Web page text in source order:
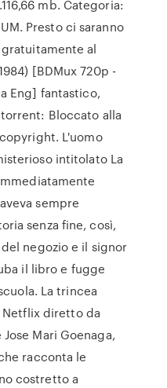
mb. Categoria:
Presto ci saranno
al
[BDMux 720p -
Eng] fantastico,
Bloccato alla
L'uomo
intitolato La
sempre
senza fine, così,
negozio e il signor
il libro e fugge
La trincea
diretto da
Mari Goenaga,
racconta le
costretto a